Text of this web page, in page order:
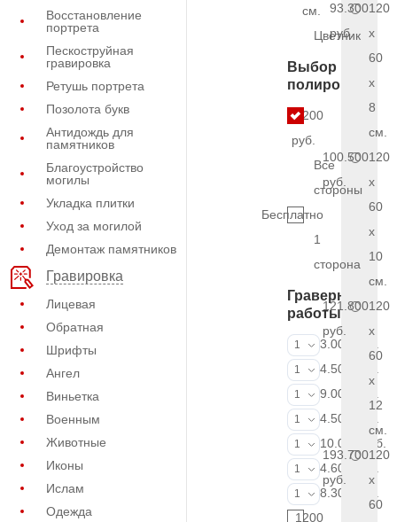
Восстановление
портрета
Пескоструйная
гравировка
Ретушь портрета
Позолота букв
Антидождь для
памятников
Благоустройство
могилы
Укладка плитки
Уход за могилой
Демонтаж памятников
Гравировка
Лицевая
Обратная
Шрифты
Ангел
Виньетка
Военным
Животные
Иконы
Ислам
Одежда
см.
Цветник
Выбор
полировки
9.200
руб.
Все
стороны
Бесплатно
1
сторона
Граверные
работы
ФИО и даты
1
3.000 руб.
ФИО и даты
1
4.500 руб.
ФИО и даты
1
9.000 руб.
Портрет
1
4.500 руб.
Портрет
1
10.000 руб.
Фотокерамика
1
4.600 руб.
Фото на
1
8.300 руб.
1200
93.300
руб.
120
x
60
x
8
см.
100.500
руб.
120
x
60
x
10
см.
121.800
руб.
120
x
60
x
12
см.
193.700
руб.
120
x
60